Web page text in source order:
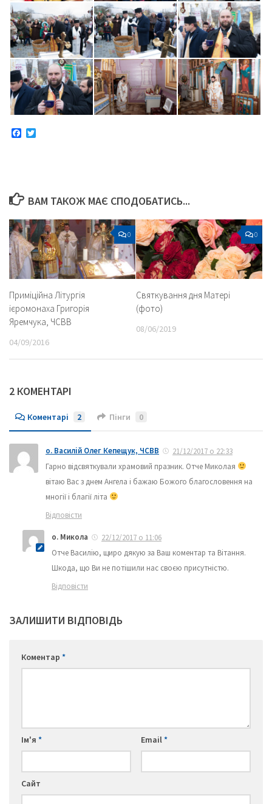
Facebook
ВАМ ТАКОЖ МАЄ СПОДОБАТИСЬ...
0
Приміційна Літургія
ієромонаха Григорія
Яремчука, ЧСВВ
04/09/2016
0
Святкування дня Матері
(фото)
08/06/2019
2 КОМЕНТАРІ
Коментарі 2 Пінги 0
о. Василій Олег Кепещук, ЧСВВ
21/12/2017 о 22:33
Гарно відсвяткували храмовий празник. Отче Миколая
вітаю Вас з днем Ангела і бажаю Божого благословення на
многії і благії літа
Відповісти
о. Микола
22/12/2017 о 11:06
Отче Василію, щиро дякую за Ваш коментар та Вітання.
Шкода, що Ви не потішили нас своєю присутністю.
Відповісти
ЗАЛИШИТИ ВІДПОВІДЬ
Коментар *
Ім'я * Email *
Сайт